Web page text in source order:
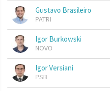
Gustavo Brasileiro
PATRI
Igor Burkowski
NOVO
Igor Versiani
PSB